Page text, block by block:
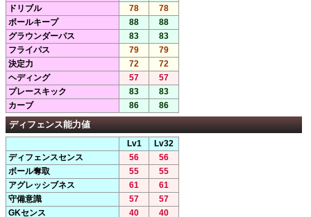
ドリブル
78
78
ボールキープ
88
88
グラウンダーパス
83
83
フライパス
79
79
決定力
72
72
ヘディング
57
57
プレースキック
83
83
カーブ
86 86
ディフェンス能力値
Lv1
Lv32
ディフェンスセンス
56
56
ボール奪取
55
55
アグレッシブネス
61
61
守備意識
57
57
GKセンス
40 40